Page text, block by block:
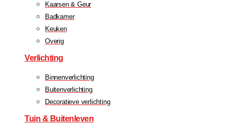
Kaarsen & Geur
Badkamer
Keuken
Overig
Verlichting
Binnenverlichting
Buitenverlichting
Decoratieve verlichting
Tuin & Buitenleven